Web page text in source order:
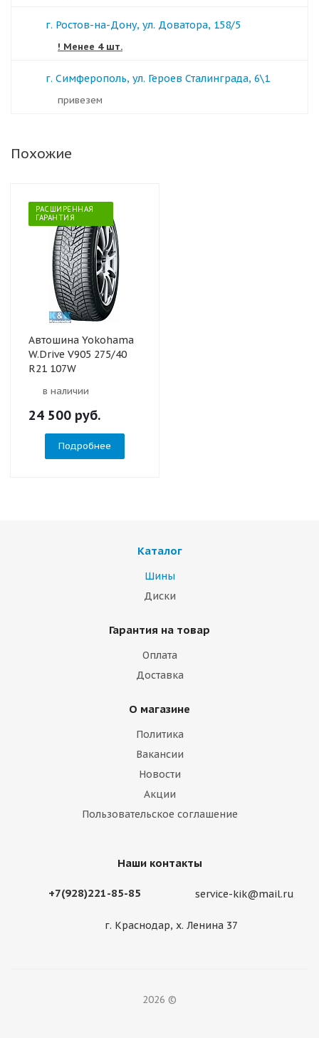
г. Ростов-на-Дону, ул. Доватора, 158/5
! Менее 4 шт.
г. Симферополь, ул. Героев Сталинграда, 6\1
Привезем
Похожие
РАСШИРЕННАЯ
ГАРАНТИЯ
Автошина Yokohama
W.Drive V905 275/40
R21 107W
в наличии
24 500 руб.
Подробнее
Каталог
Шины
Диски
Гарантия на товар
Оплата
Доставка
О магазине
Политика
Вакансии
Новости
Акции
Пользовательское соглашение
Наши контакты
+7(928)221-85-85 service-kik@mail.ru
г. Краснодар, х. Ленина 37
2026 ©